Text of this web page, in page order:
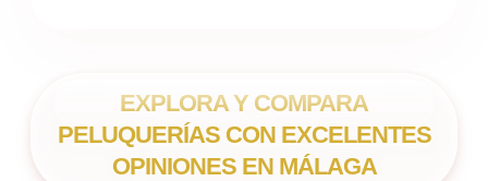
EXPLORA Y COMPARA
PELUQUERÍAS CON EXCELENTES
OPINIONES EN MÁLAGA